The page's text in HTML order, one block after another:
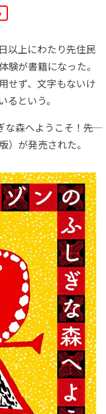
以上にわたり先住民
験が書籍になった。
せず、文字もないけ
という。
森へようこそ！――先
）が発売された。